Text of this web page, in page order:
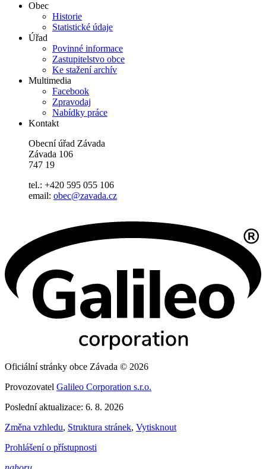
Obec
Historie
Statistické údaje
Úřad
Povinné informace
Zastupitelstvo obce
Ke stažení archív
Multimedia
Facebook
Zpravodaj
Nabídky práce
Kontakt
Obecní úřad Závada
Závada 106
747 19
tel.: +420 595 055 106
email: obec@zavada.cz
Oficiální stránky obce Závada © 2026
Provozovatel Galileo Corporation s.r.o.
Poslední aktualizace: 6. 8. 2026
Změna vzhledu, Struktura stránek, Vytisknout
Prohlášení o přístupnosti